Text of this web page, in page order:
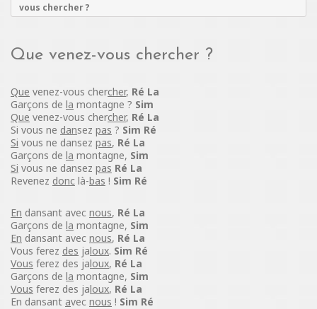
vous chercher ?
Que venez-vous chercher ?
Que venez-vous chercher, Ré La
Garçons de la montagne ? Sim
Que venez-vous chercher, Ré La
Si vous ne dansez pas ? Sim Ré
Si vous ne dansez pas, Ré La
Garçons de la montagne, Sim
Si vous ne dansez pas Ré La
Revenez donc là-bas ! Sim Ré
En dansant avec nous, Ré La
Garçons de la montagne, Sim
En dansant avec nous, Ré La
Vous ferez des jaloux. Sim Ré
Vous ferez des jaloux, Ré La
Garçons de la montagne, Sim
Vous ferez des jaloux, Ré La
En dansant avec nous ! Sim Ré